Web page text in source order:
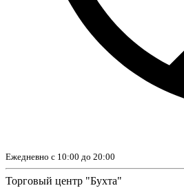
Ежедневно с 10:00 до 20:00
Торговый центр "Бухта"